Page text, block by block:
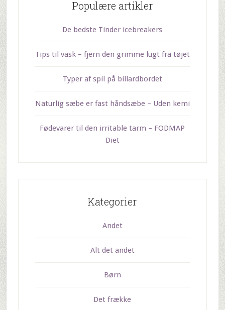
Populære artikler
De bedste Tinder icebreakers
Tips til vask – fjern den grimme lugt fra tøjet
Typer af spil på billardbordet
Naturlig sæbe er fast håndsæbe – Uden kemi
Fødevarer til den irritable tarm – FODMAP
Diet
Kategorier
Andet
Alt det andet
Børn
Det frække